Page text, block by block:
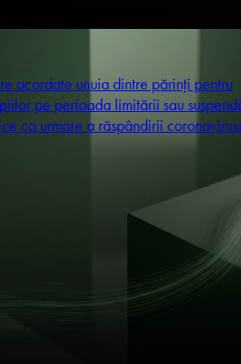
acordate unuia dintre părinți pentru
pe perioada limitării sau
ca urmare a răspândirii